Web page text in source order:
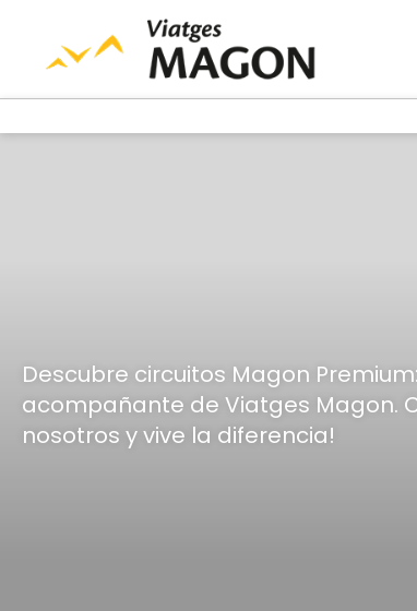
Descubre circuitos Magon
acompañante de Viatges Magon.
nosotros y vive la diferencia!